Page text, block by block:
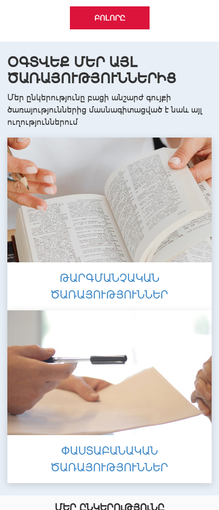
ԲՈԼՈՐԸ
ՕԳՏՎԵՔ ՄԵՐ ԱՅԼ
ԾԱՌԱՅՈՒԹՅՈՒՆՆԵՐԻՑ
Մեր ընկերությունը բացի անշարժ գույքի
ծառայություններից մասնագիտացված է նաև այլ
ուղություններում
ԹԱՐԳՄԱՆՉԱԿԱՆ
ԾԱՌԱՅՈՒԹՅՈՒՆՆԵՐ
ՓԱՍՏԱԲԱՆԱԿԱՆ
ԾԱՌԱՅՈՒԹՅՈՒՆՆԵՐ
ՄԵՐ ԸՆԿԵՐՈւԹՅՈւՆԸ